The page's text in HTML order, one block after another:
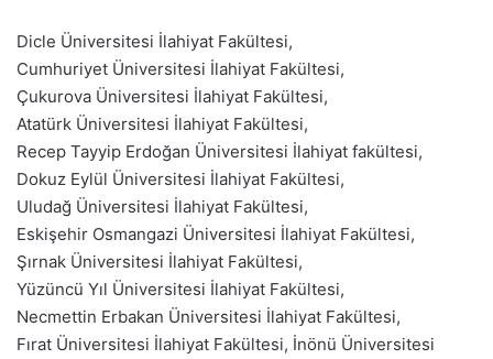
Dicle Üniversitesi İlahiyat Fakültesi,
Cumhuriyet Üniversitesi İlahiyat Fakültesi,
Çukurova Üniversitesi İlahiyat Fakültesi,
Atatürk Üniversitesi İlahiyat Fakültesi,
Recep Tayyip Erdoğan Üniversitesi İlahiyat fakültesi,
Dokuz Eylül Üniversitesi İlahiyat Fakültesi,
Uludağ Üniversitesi İlahiyat Fakültesi,
Eskişehir Osmangazi Üniversitesi İlahiyat Fakültesi,
Şırnak Üniversitesi İlahiyat Fakültesi,
Yüzüncü Yıl Üniversitesi İlahiyat Fakültesi,
Necmettin Erbakan Üniversitesi İlahiyat Fakültesi,
Fırat Üniversitesi İlahiyat Fakültesi, İnönü Üniversitesi